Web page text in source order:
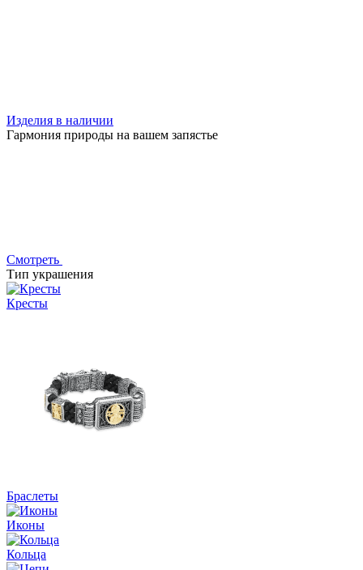
Изделия в наличии
Гармония природы на вашем запястье
Смотреть
Тип украшения
Кресты
Браслеты
Иконы
Кольца